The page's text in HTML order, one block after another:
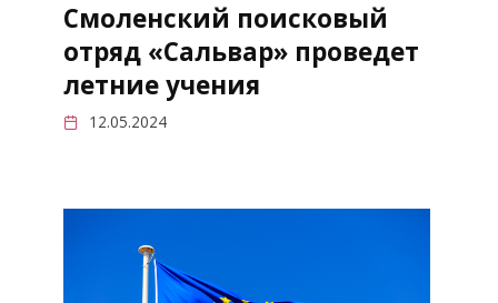
Смоленский поисковый
отряд «Сальвар» проведет
летние учения
12.05.2024